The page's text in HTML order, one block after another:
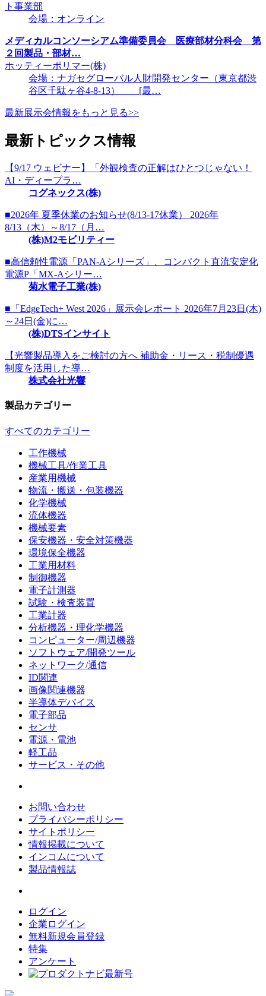
ト事業部
会場：オンライン
メディカルコンソーシアム準備委員会 医療部材分科会 第
２回製品・部材…
ホッティーポリマー(株)
会場：ナガセグローバル人財開発センター（東京都渋
谷区千駄ヶ谷4-8-13） [最…
最新展示会情報をもっと見る>>
最新トピックス情報
【9/17 ウェビナー】「外観検査の正解はひとつじゃない！
AI・ディープラ…
コグネックス(株)
■2026年 夏季休業のお知らせ(8/13-17休業） 2026年
8/13（木）～8/17（月…
(株)M2モビリティー
■高信頼性電源「PAN-Aシリーズ」、コンパクト直流安定化
電源P「MX-Aシリー…
菊水電子工業(株)
■「EdgeTech+ West 2026」展示会レポート 2026年7月23日(木)
～24日(金)に…
(株)DTSインサイト
【光響製品導入をご検討の方へ 補助金・リース・税制優遇
制度を活用した導…
株式会社光響
製品カテゴリー
すべてのカテゴリー
工作機械
機械工具/作業工具
産業用機械
物流・搬送・包装機器
化学機械
流体機器
機械要素
保安機器・安全対策機器
環境保全機器
工業用材料
制御機器
電子計測器
試験・検査装置
工業計器
分析機器・理化学機器
コンピューター/周辺機器
ソフトウェア/開発ツール
ネットワーク/通信
ID関連
画像関連機器
半導体デバイス
電子部品
センサ
電源・電池
軽工品
サービス・その他
お問い合わせ
プライバシーポリシー
サイトポリシー
情報掲載について
インコムについて
製品情報誌
ログイン
企業ログイン
無料新規会員登録
特集
アンケート